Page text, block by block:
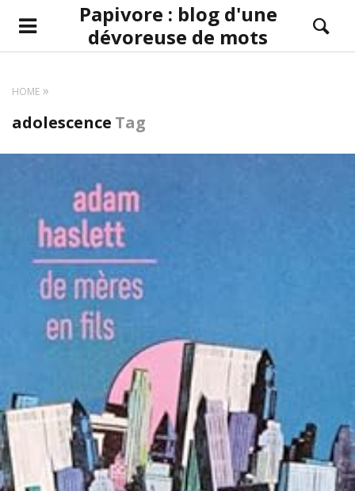
Papivore : blog d'une
dévoreuse de mots
HOME
adolescence Tag
LIRE LA SUITE